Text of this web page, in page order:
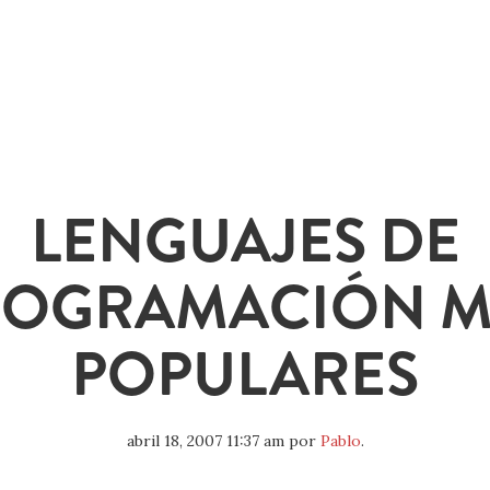
LENGUAJES DE
POPULARES
abril 18, 2007 11:37 ampor Pablo.